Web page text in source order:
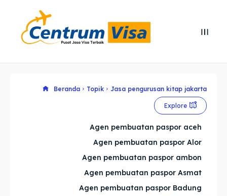
Cari
Cari
Explore our destinations
Explore our destinations
Beranda Topik Jasa pengurusan kitap jakarta
Explore
Agen pembuatan paspor aceh
Agen pembuatan paspor Alor
Agen pembuatan paspor ambon
Agen pembuatan paspor Asmat
Agen pembuatan paspor Badung